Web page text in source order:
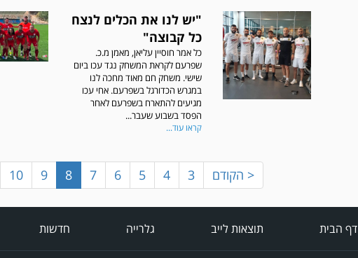
"יש לנו את הכלים לנצח
כל קבוצה"
כל אמר חוסיין עליאן, מאמן מ.כ.
שפרעם לקראת המשחק נגד עכו ביום
שישי. משחק חם מאוד מחכה לנו
במגרש הכדורגל בשפרעם. אחי עכו
מגיעים להתארח בשפרעם לאחר
הפסד בשבוע שעבר...
קראו עוד...
< הקודם 3
4
5
6
7
8
9
10
דף הבית תוצאות לייב גלרייה חדשות